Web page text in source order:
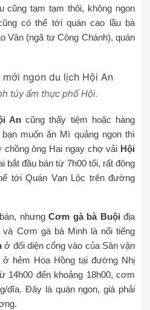
cũng tạm tạm thôi, không ngon
có thể tới quán cao lầu bà
Vân (ngã tư Công Chánh), quán
túy ẩm thực phố Hội.
An cũng thấy tiệm hoặc hàng
muốn ăn Mì quảng ngon thì
chồng ông Hai ngay chợ vải Hội
bắt đầu bán từ 7h00 tối, rất đông
tới Quán Vạn Lộc trên đường
nhưngCơm gà bà Buội địa
Cơm gà bà Minh là nổi tiếng
ở đối diện cổng vào của Sân vận
hẻm Hoa Hồng tại đường Nhị
14h00 đến khoảng 18h00, cơm
dĩa. Đây là quán ngon, giá phải